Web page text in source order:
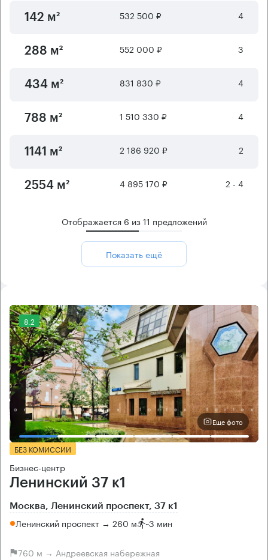
142 м² 532 500 ₽ 4
288 м² 552 000 ₽ 3
434 м² 831 830 ₽ 4
788 м² 1 510 330 ₽ 4
1141 м² 2 186 920 ₽ 2
2554 м² 4 895 170 ₽ 2 - 4
Отображается 6 из11 предложений
Показать ещё
8.2
Еще фото
БЕЗ КОМИССИИ
Бизнес-центр
Ленинский 37 к1
Москва, Ленинский проспект, 37 к1
Ленинский проспект → 260 м ~3 мин
760 м → Андреевская набережная